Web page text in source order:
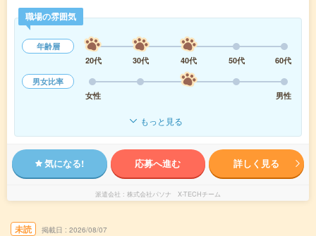
職場の雰囲気
年齢層
20代
30代 40代 50代
60代
男女比率
女性
男性
もっと見る
気になる! 応募へ進む 詳しく見る
派遣会社 株式会社パソナ X-TECHチーム
未読 掲載日 2026/08/07